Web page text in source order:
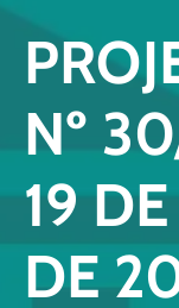
CONTATO
Nº
19
DE